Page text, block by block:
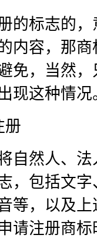
的标志的
内容，那
免，当然
现这种情况
册
自然人、
，包括文
等，以及
请注册商